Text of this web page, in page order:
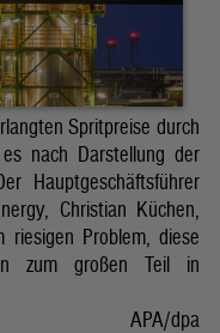
Spritpreise durch
nach Darstellung der
Hauptgeschäftsführer
Christian Küchen,
Problem, diese
zum großen Teil in
APA/dpa